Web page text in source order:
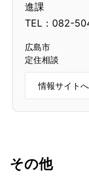
進課
TEL：
広島市
定住相談
情報サイトへ
その他